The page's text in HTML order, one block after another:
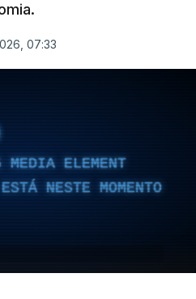
07:33
MEDIA ELEMENT
NESTE MOMENTO